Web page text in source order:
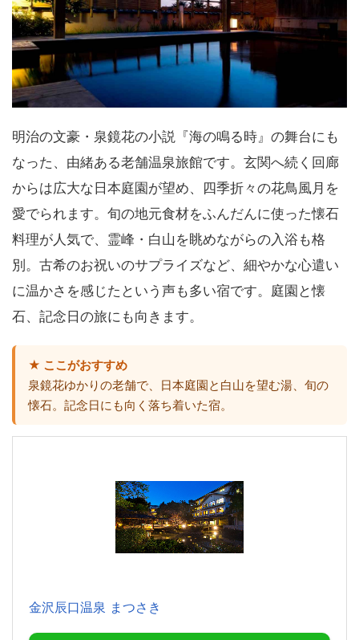
明治の文豪・泉鏡花の小説『海の鳴る時』の舞台にも
なった、由緒ある老舗温泉旅館です。玄関へ続く回廊
からは広大な日本庭園が望め、四季折々の花鳥風月を
愛でられます。旬の地元食材をふんだんに使った懐石
料理が人気で、霊峰・白山を眺めながらの入浴も格
別。古希のお祝いのサプライズなど、細やかな心遣い
に温かさを感じたという声も多い宿です。庭園と懐
石、記念日の旅にも向きます。
★ ここがおすすめ
泉鏡花ゆかりの老舗で、日本庭園と白山を望む湯、旬の
懐石。記念日にも向く落ち着いた宿。
金沢辰口温泉 まつさき